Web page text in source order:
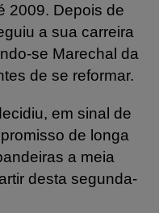
2009. Depois de
a sua carreira
se Marechal da
de se reformar.
em sinal de
de longa
a meia
desta segunda-